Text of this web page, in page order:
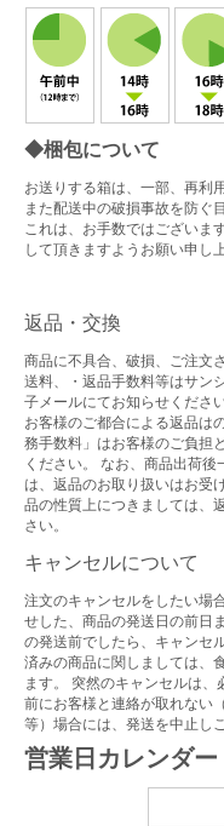
◆梱包について
お送りする箱は、一部、再利
また配送中の破損事故を防ぐ
これは、お手数ではございま
して頂きますようお願い申し
返品・交換
商品に不具合、破損、ご注文
送料、・返品手数料等はサン
子メールにてお知らせくだ
お客様のご都合による返品は
務手数料」はお客様のご負担
ください。 なお、商品出荷
は、返品のお取り扱いはお受
品の性質上につきましては、
さい。
キャンセルについて
注文のキャンセルをしたい場
せした、商品の発送日の前日
の発送前でしたら、キャンセ
済みの商品に関しましては、
ます。 突然のキャンセルは
前にお客様と連絡が取れない
等）場合には、発送を中止し
営業日カレンダー